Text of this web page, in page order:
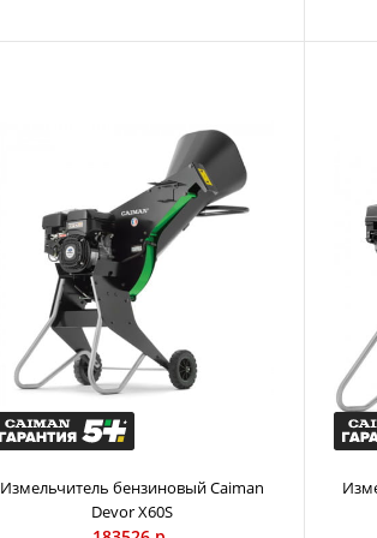
Измельчитель бензиновый Caiman
Devor X60S